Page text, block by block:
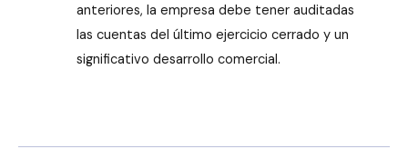
anteriores, la empresa debe tener auditadas
las cuentas del último ejercicio cerrado y un
significativo desarrollo comercial.